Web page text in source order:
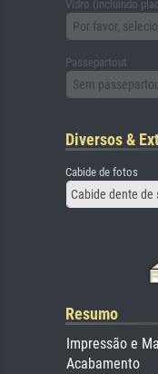
Vidro (incluindo
Por favor,
Passepartout
Sem
Diversos &
Cabide de fotos
Cabide dente de
Resumo
Impressão e
Acabamento